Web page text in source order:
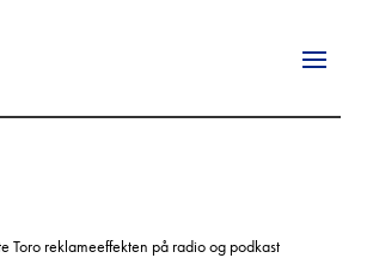
Toro reklameeffekten på radio og podkast